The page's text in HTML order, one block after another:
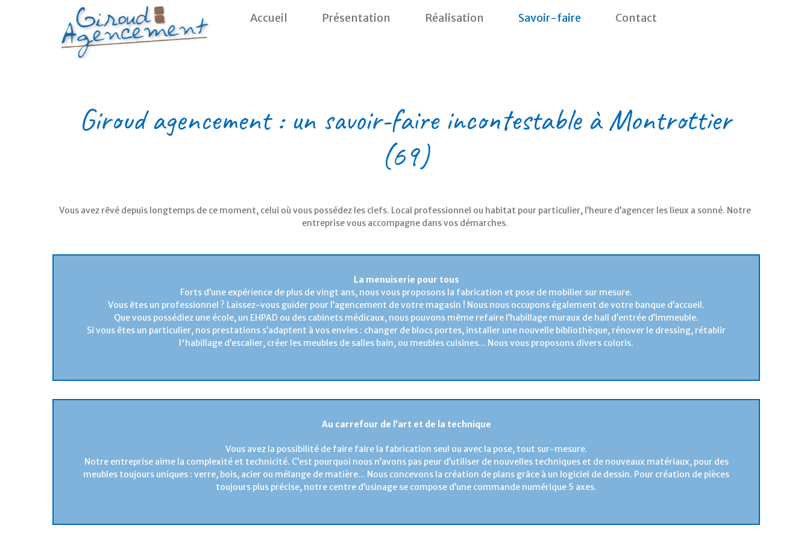
Accueil Présentation Réalisation Savoir-faire Contact
Giroud agencement : un savoir-faire incontestable à Montrottier
(69)
Vous avez rêvé depuis longtemps de ce moment, celui où vous possédez les clefs. Local professionnel ou habitat pour particulier, l’heure d’agencer les lieux a sonné. Notre
entreprise vous accompagne dans vos démarches.
La menuiserie pour tous
Forts d’une expérience de plus de vingt ans, nous vous proposons la fabrication et pose de mobilier sur mesure.
Vous êtes un professionnel ? Laissez-vous guider pour l’agencement de votre magasin ! Nous nous occupons également de votre banque d’accueil.
Que vous possédiez une école, un EHPAD ou des cabinets médicaux, nous pouvons même refaire l’habillage muraux de hall d’entrée d’immeuble.
Si vous êtes un particulier, nos prestations s’adaptent à vos envies : changer de blocs portes, installer une nouvelle bibliothèque, rénover le dressing, rétablir
l'habillage d’escalier, créer les meubles de salles bain, ou meubles cuisines... Nous vous proposons divers coloris.
Au carrefour de l’art et de la technique
Vous avez la possibilité de faire faire la fabrication seul ou avec la pose, tout sur-mesure.
Notre entreprise aime la complexité et technicité. C’est pourquoi nous n’avons pas peur d’utiliser de nouvelles techniques et de nouveaux matériaux, pour des
meubles toujours uniques : verre, bois, acier ou mélange de matière... Nous concevons la création de plans grâce à un logiciel de dessin. Pour création de pièces
toujours plus précise, notre centre d’usinage se compose d’une commande numérique 5 axes.